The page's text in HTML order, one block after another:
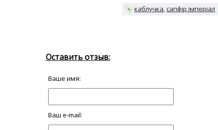
каблучка сапфір імперіал